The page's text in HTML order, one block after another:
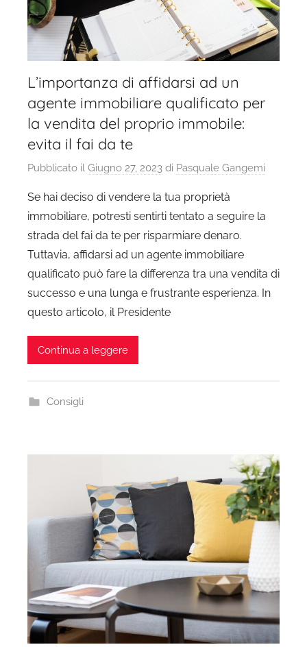
L’importanza di affidarsi ad un
agente immobiliare qualificato per
la vendita del proprio immobile:
evita il fai da te
Pubblicato il Giugno 27, 2023 di Pasquale Gangemi
Se hai deciso di vendere la tua proprietà
immobiliare, potresti sentirti tentato a seguire la
strada del fai da te per risparmiare denaro.
Tuttavia, affidarsi ad un agente immobiliare
qualificato può fare la differenza tra una vendita di
successo e una lunga e frustrante esperienza. In
questo articolo, il Presidente
Continua a leggere
Consigli